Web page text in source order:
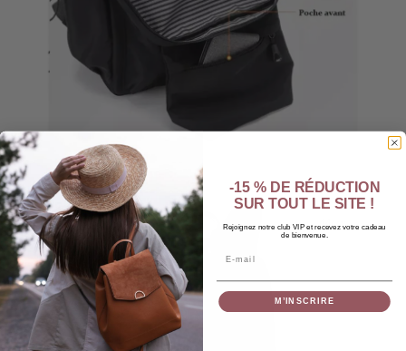
-15 % DE RÉDUCTION
SUR TOUT LE SITE !
Rejoignez notre club VIP et recevez votre cadeau
de bienvenue.
M’INSCRIRE